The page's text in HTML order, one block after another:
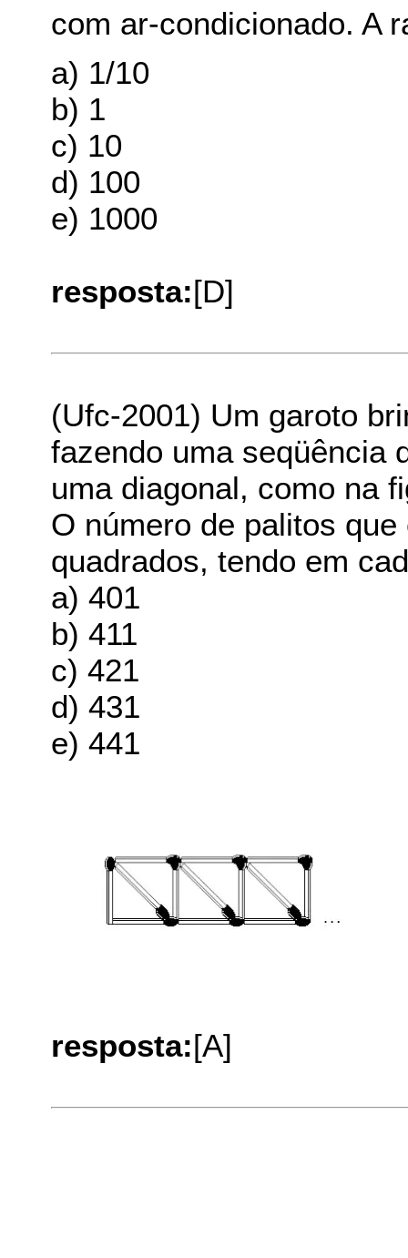
com ar-condicionado. A
a) 1/10
b) 1
c) 10
d) 100
e) 1000
resposta:[D]
(Ufc-2001) Um garoto
fazendo uma seqüência
uma diagonal, como na
O número de palitos
quadrados, tendo em
a) 401
b) 411
c) 421
d) 431
e) 441
resposta:[A]